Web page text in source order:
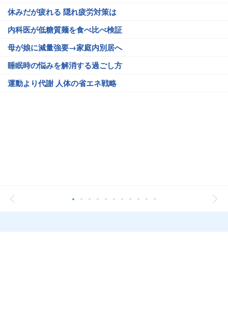
休みだが疲れる 隠れ疲労対策は
内科医が低糖質麺を食べ比べ検証
母が娘に減量強要→家庭内別居へ
睡眠時の悩みを解消する過ごし方
運動より代謝 人体の省エネ戦略